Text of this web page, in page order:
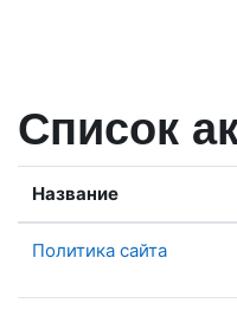
Список
Название
Политика сайта